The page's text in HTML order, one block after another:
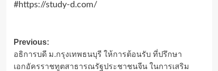
#https://study-d.com/
Post
navigation
Previous:
อธิการบดี ม.กรุงเทพธนบุรี ให้การต้อนรับ ที่ปรึกษา
เอกอัครราชทูตสาธารณรัฐประชาชนจีน ในการเสริม